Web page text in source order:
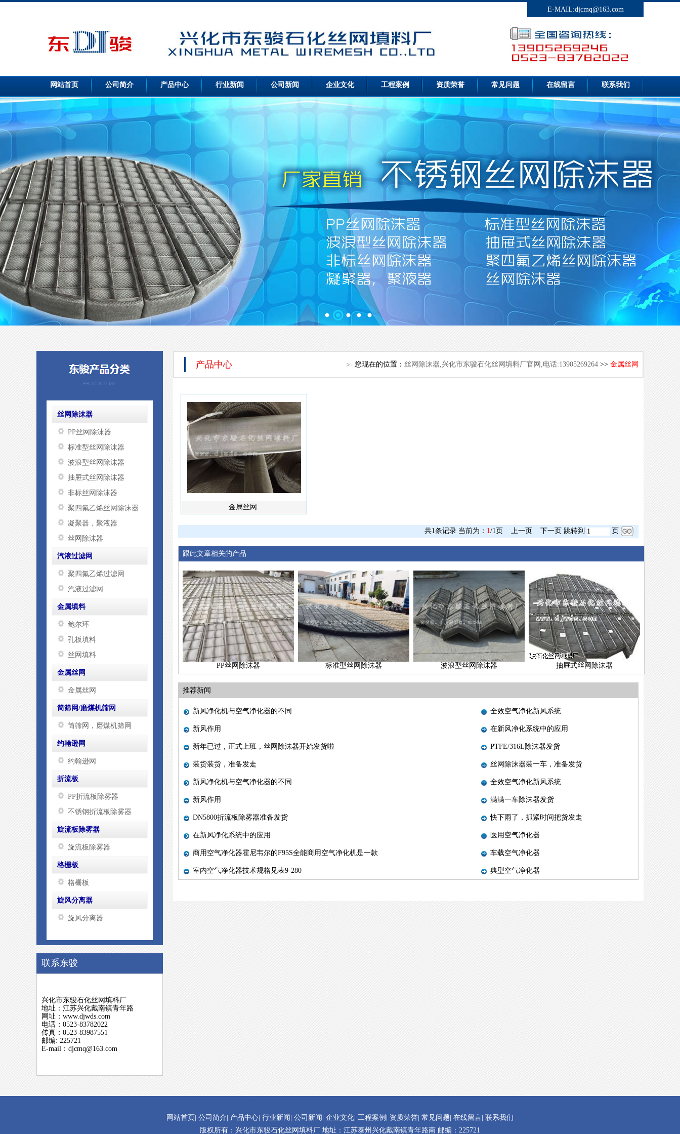
E-MAIL:djcmq@163.com
网站首页 公司简介 产品中心 行业新闻 公司新闻 企业文化 工程案例 资质荣誉 常见问题 在线留言 联系我们
丝网除沫器
PP丝网除沫器
标准型丝网除沫器
波浪型丝网除沫器
抽屉式丝网除沫器
非标丝网除沫器
聚四氟乙烯丝网除沫器
凝聚器，聚液器
丝网除沫器
汽液过滤网
聚四氟乙烯过滤网
汽液过滤网
金属填料
鲍尔环
孔板填料
丝网填料
金属丝网
金属丝网
筒筛网/磨煤机筛网
筒筛网，磨煤机筛网
约翰逊网
约翰逊网
折流板
PP折流板除雾器
不锈钢折流板除雾器
旋流板除雾器
旋流板除雾器
格栅板
格栅板
旋风分离器
旋风分离器
联系东骏
兴化市东骏石化丝网填料厂
地址：江苏兴化戴南镇青年路
网址：www.djwds.com
电话：0523-83782022
传真：0523-83987551
邮编: 225721
E-mail：djcmq@163.com
产品中心 您现在的位置： 丝网除沫器,兴化市东骏石化丝网填料厂官网,电话:13905269264 >> 金属丝网
金属丝网.
共1条记录 当前为： 1/1页 上一页 下一页 跳转到 页
跟此文章相关的产品
PP丝网除沫器 标准型丝网除沫器 波浪型丝网除沫器 抽屉式丝网除沫器
推荐新闻
新风净化机与空气净化器的不同 全效空气净化新风系统
新风作用 在新风净化系统中的应用
新年已过，正式上班，丝网除沫器开始发货啦 PTFE/316L除沫器发货
装货装货，准备发走 丝网除沫器装一车，准备发货
新风净化机与空气净化器的不同 全效空气净化新风系统
新风作用 满满一车除沫器发货
DN5800折流板除雾器准备发货 快下雨了，抓紧时间把货发走
在新风净化系统中的应用 医用空气净化器
商用空气净化器霍尼韦尔的F95S全能商用空气净化机是一款 车载空气净化器
室内空气净化器技术规格见表9-280 典型空气净化器
网站首页 公司简介 产品中心 行业新闻 公司新闻 企业文化 工程案例 资质荣誉 常见问题 在线留言 联系我们
版权所有：兴化市东骏石化丝网填料厂 地址：江苏泰州兴化戴南镇青年路南 邮编：225721